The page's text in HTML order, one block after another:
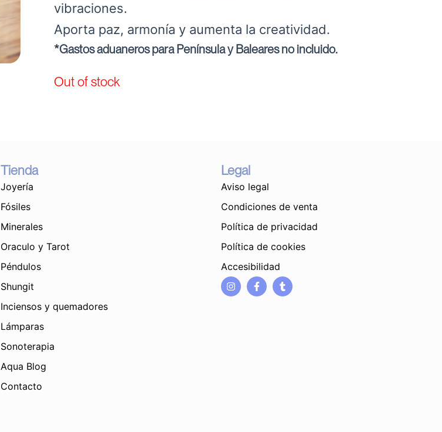
vibraciones.
Aporta paz, armonía y aumenta la creatividad.
*Gastos aduaneros para Península y Baleares no incluido.
Out of stock
Tienda
Joyería
Fósiles
Minerales
Oraculo y Tarot
Péndulos
Shungit
Inciensos y quemadores
Lámparas
Sonoterapia
Aqua Blog
Contacto
Legal
Aviso legal
Condiciones de venta
Política de privacidad
Política de cookies
Accesibilidad
I
n
F
a
T
u